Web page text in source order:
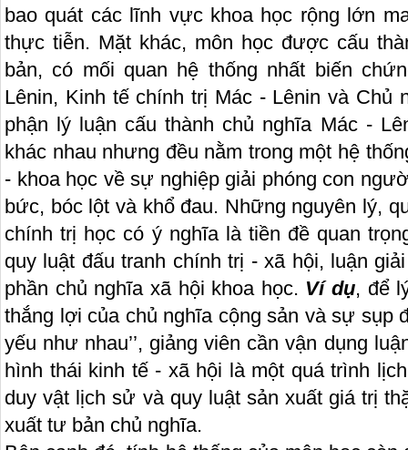
bao quát các lĩnh vực khoa học rộng lớn
thực tiễn. Mặt khác, môn học được cấu
bản, có mối quan hệ thống nhất biến
Lênin, Kinh tế chính trị Mác - Lênin và Chủ
phận lý luận cấu thành chủ nghĩa Mác -
khác nhau nhưng đều nằm trong một hệ
- khoa học về sự nghiệp giải phóng con
bức, bóc lột và khổ đau. Những nguyên lý,
chính trị học có ý nghĩa là tiền đề quan
quy luật đấu tranh chính trị - xã hội, luận
phần chủ nghĩa xã hội khoa học. Ví dụ, để
thắng lợi của chủ nghĩa cộng sản và sự sụp
yếu như nhau’’, giảng viên cần vận dụng
hình thái kinh tế - xã hội là một quá trình
duy vật lịch sử và quy luật sản xuất giá trị
xuất tư bản chủ nghĩa.